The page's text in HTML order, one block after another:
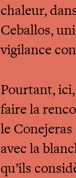
chaleur,
Ceballos,
vigilance
Pourtant,
faire la
le
avec la
qu’ils